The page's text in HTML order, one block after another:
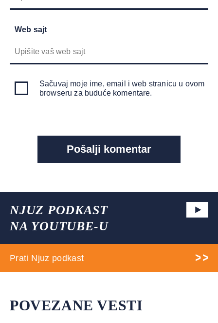
Web sajt
Sačuvaj moje ime, email i web stranicu u ovom
browseru za buduće komentare.
NJUZ PODKAST
NA YOUTUBE-U
Prati Njuz podkast
POVEZANE VESTI